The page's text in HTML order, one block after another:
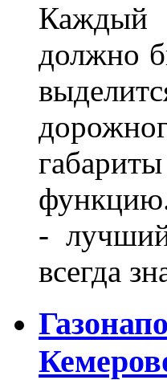
Каждый
должно
-
всегда